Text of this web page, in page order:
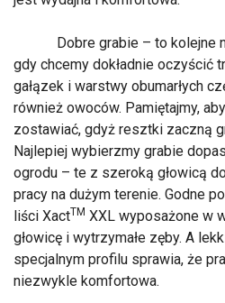
Dobre grabie – to kolejne
gdy chcemy dokładnie oczyścić
gałązek i warstwy obumarłych
również owoców. Pamiętajmy,
zostawiać, gdyż resztki zaczną
Najlepiej wybierzmy grabie
ogrodu – te z szeroką głowicą
pracy na dużym terenie. Godne
liści XactTM XXL wyposażone w
głowicę i wytrzymałe zęby. A
specjalnym profilu sprawia, że
niezwykle komfortowa.